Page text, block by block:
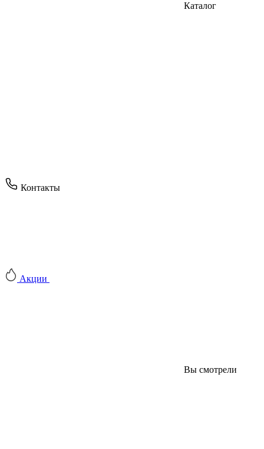
Каталог
Контакты
Акции
Вы смотрели